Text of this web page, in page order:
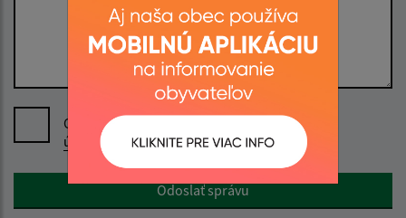
Oboznámil som sa so
spracúvaním osobných
údajov
Google reCaptcha ResponseOdoslať správu